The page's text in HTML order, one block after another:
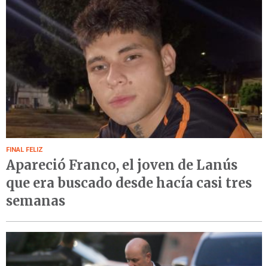
FINAL FELIZ
Apareció Franco, el joven de Lanús
que era buscado desde hacía casi tres
semanas